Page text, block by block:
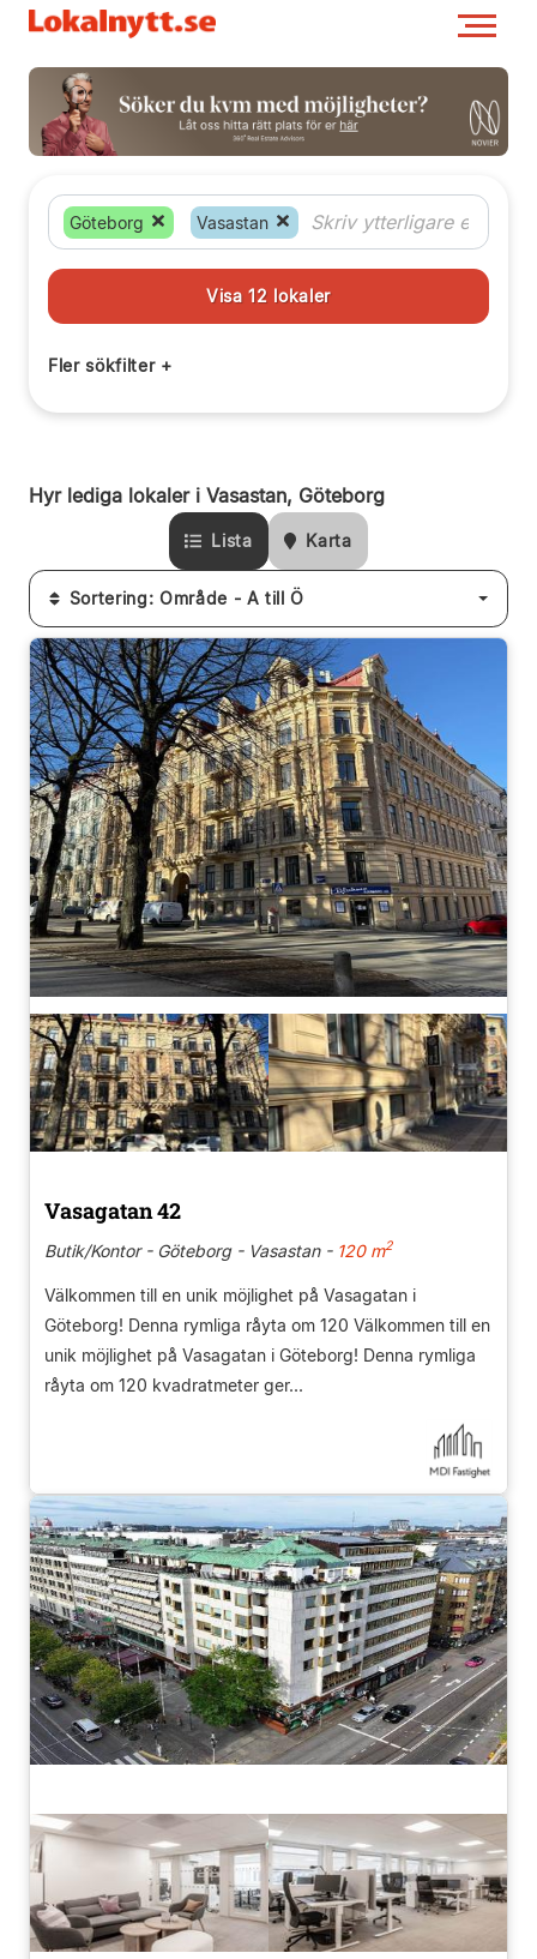
Göteborg Vasastan
Hyr lediga lokaler i Vasastan, Göteborg
Lista Karta
Sortering: Område - A till Ö
Vasagatan 42
Butik/Kontor - Göteborg - Vasastan -120 m2
Välkommen till en unik möjlighet på Vasagatan i
Göteborg! Denna rymliga råyta om 120 Välkommen till en
unik möjlighet på Vasagatan i Göteborg! Denna rymliga
råyta om 120 kvadratmeter ger...